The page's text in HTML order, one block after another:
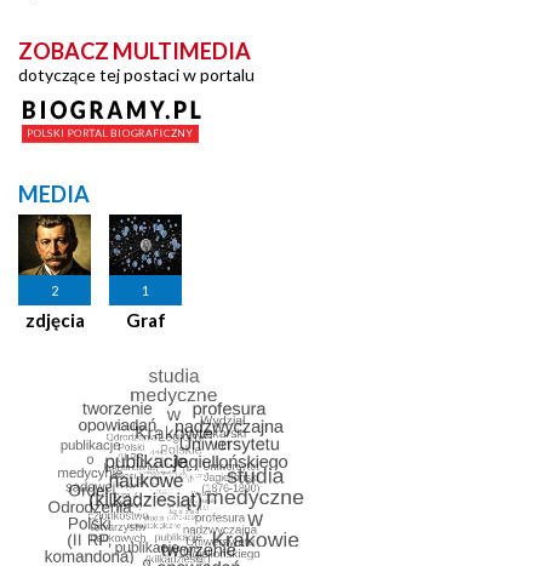
ZOBACZ MULTIMEDIA
dotyczące tej postaci w portalu
MEDIA
2
zdjęcia
1
Graf